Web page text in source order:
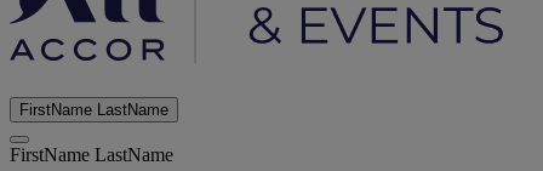
FirstName LastName
FirstName LastName